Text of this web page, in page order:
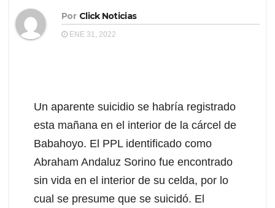
Por Click Noticias
ENE 31, 2022
Un aparente suicidio se habría registrado
esta mañana en el interior de la cárcel de
Babahoyo. El PPL identificado como
Abraham Andaluz Sorino fue encontrado
sin vida en el interior de su celda, por lo
cual se presume que se suicidó. El